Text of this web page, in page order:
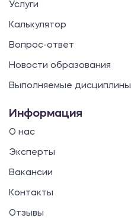
Услуги
Калькулятор
Вопрос-ответ
Новости образования
Выполняемые дисциплины
Информация
О нас
Эксперты
Вакансии
Контакты
Отзывы